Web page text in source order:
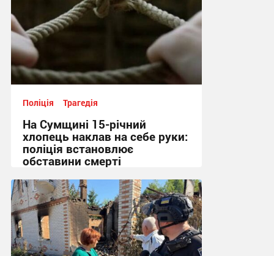
Поліція Трагедія
На Сумщині 15-річний
хлопець наклав на себе руки:
поліція встановлює
обставини смерті
10:34 вчора